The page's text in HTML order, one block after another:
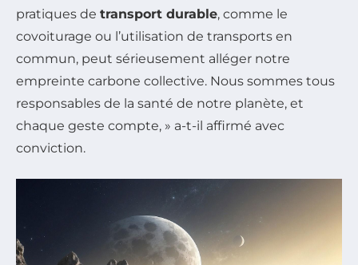
pratiques de transport durable, comme le
covoiturage ou l’utilisation de transports en
commun, peut sérieusement alléger notre
empreinte carbone collective. Nous sommes tous
responsables de la santé de notre planète, et
chaque geste compte, » a-t-il affirmé avec
conviction.